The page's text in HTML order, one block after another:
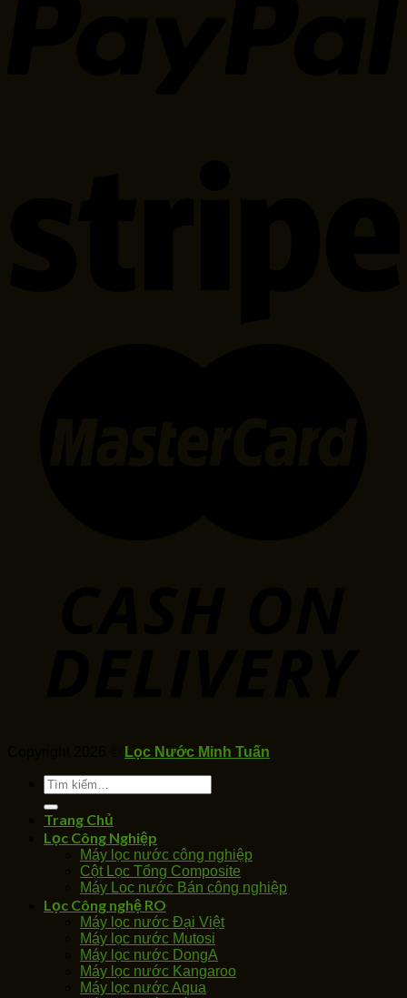
Lọc Nước Minh Tuấn
Tìm
kiếm:
Trang Chủ
Lọc Công Nghiệp
Máy lọc nước công nghiệp
Cột Lọc Tổng Composite
Máy Loc nước Bán công nghiệp
Lọc Công nghệ RO
Máy lọc nước Đại Việt
Máy lọc nước Mutosi
Máy lọc nước DongA
Máy lọc nước Kangaroo
Máy lọc nước Aqua